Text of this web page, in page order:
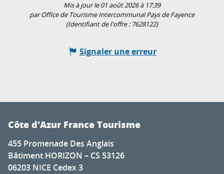
Mis à jour le 01 août 2026 à 17:39
par Office de Tourisme Intercommunal Pays de Fayence
(Identifiant de l'offre : 7628122)
Signaler une erreur
Côte d'Azur France Tourisme
455 Promenade Des Anglais
Bâtiment HORIZON – CS 53126
06203 NICE Cedex 3